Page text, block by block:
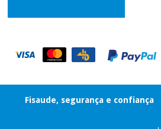
Fisaude, segurança e confiança